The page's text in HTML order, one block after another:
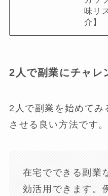
味リ
介】
2人で副業にチャレ
2人で副業を始めてみ
させる良い方法です。
在宅でできる副業
効活用できます。